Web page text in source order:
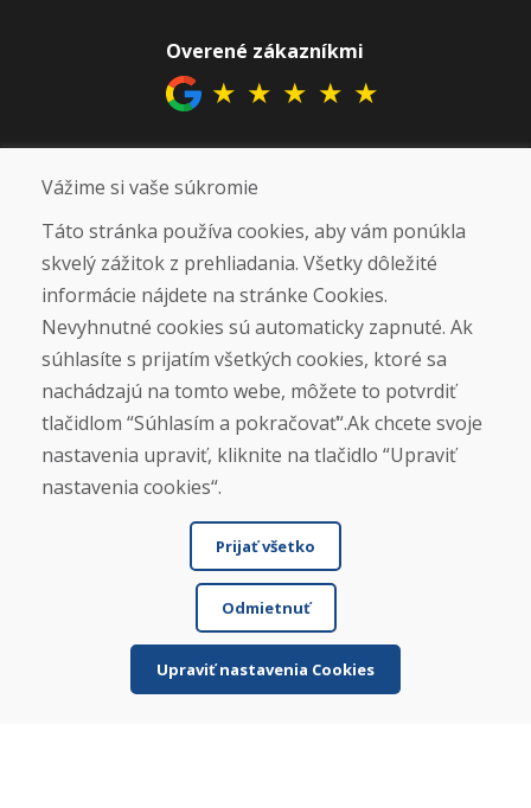
Overené zákazníkmi
★ ★ ★ ★ ★
Otváracie hodiny
ZIMNÁ SEZÓNA 2025/2026 JE
UKONČENÁ. ĎAKUJEME VÁM ZA
PRIAZEŇ A TEŠÍME SA NA VÁS OPÄŤ
OD 14. 9. 2026.
Nájsť na Google mape
Vážime si vaše súkromie
Táto stránka používa cookies, aby vám ponúkla
skvelý zážitok z prehliadania. Všetky dôležité
informácie nájdete na stránke Cookies.
Nevyhnutné cookies sú automaticky zapnuté. Ak
súhlasíte s prijatím všetkých cookies, ktoré sa
nachádzajú na tomto webe, môžete to potvrdiť
tlačidlom “Súhlasím a pokračovať“.Ak chcete svoje
nastavenia upraviť, kliknite na tlačidlo “Upraviť
nastavenia cookies“.
Prijať všetko
Odmietnuť
Upraviť nastavenia Cookies